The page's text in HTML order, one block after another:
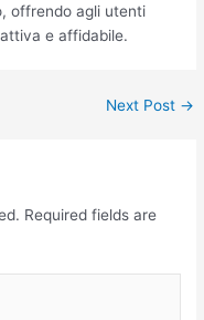
offrendo agli utenti
e affidabile.
Next Post →
Required fields are